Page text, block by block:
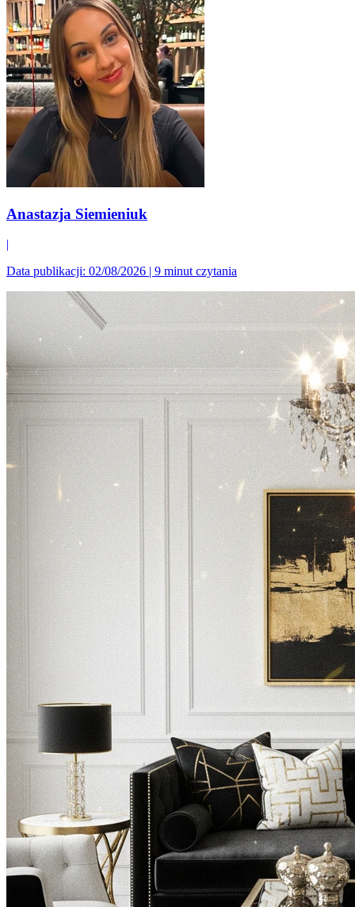
Anastazja Siemieniuk
|
Data publikacji: 02/08/2026 | 9 minut czytania